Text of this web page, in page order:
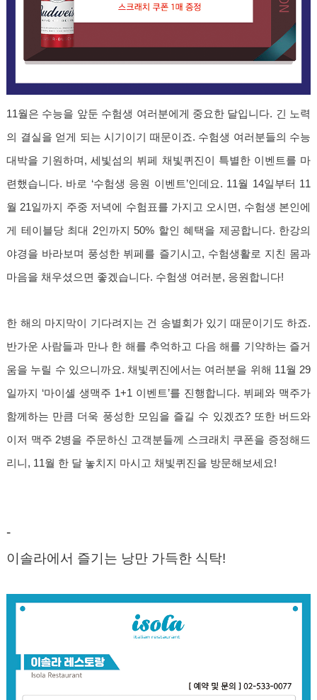
11월은 수능을 앞둔 수험생 여러분에게 중요한 달입니다. 긴 노력
의 결실을 얻게 되는 시기이기 때문이죠. 수험생 여러분들의 수능
대박을 기원하며, 세빛섬의 뷔페 채빛퀴진이 특별한 이벤트를 마
련했습니다. 바로 ‘수험생 응원 이벤트’인데요. 11월 14일부터 11
월 21일까지 주중 저녁에 수험표를 가지고 오시면, 수험생 본인에
게 테이블당 최대 2인까지 50% 할인 혜택을 제공합니다. 한강의
야경을 바라보며 풍성한 뷔페를 즐기시고, 수험생활로 지친 몸과
마음을 채우셨으면 좋겠습니다. 수험생 여러분, 응원합니다!
한 해의 마지막이 기다려지는 건 송별회가 있기 때문이기도 하죠.
반가운 사람들과 만나 한 해를 추억하고 다음 해를 기약하는 즐거
움을 누릴 수 있으니까요. 채빛퀴진에서는 여러분을 위해 11월 29
일까지 ‘마이셸 생맥주 1+1 이벤트’를 진행합니다. 뷔페와 맥주가
함께하는 만큼 더욱 풍성한 모임을 즐길 수 있겠죠? 또한 버드와
이저 맥주 2병을 주문하신 고객분들께 스크래치 쿠폰을 증정해드
리니, 11월 한 달 놓치지 마시고 채빛퀴진을 방문해보세요!
-
이솔라에서 즐기는 낭만 가득한 식탁!